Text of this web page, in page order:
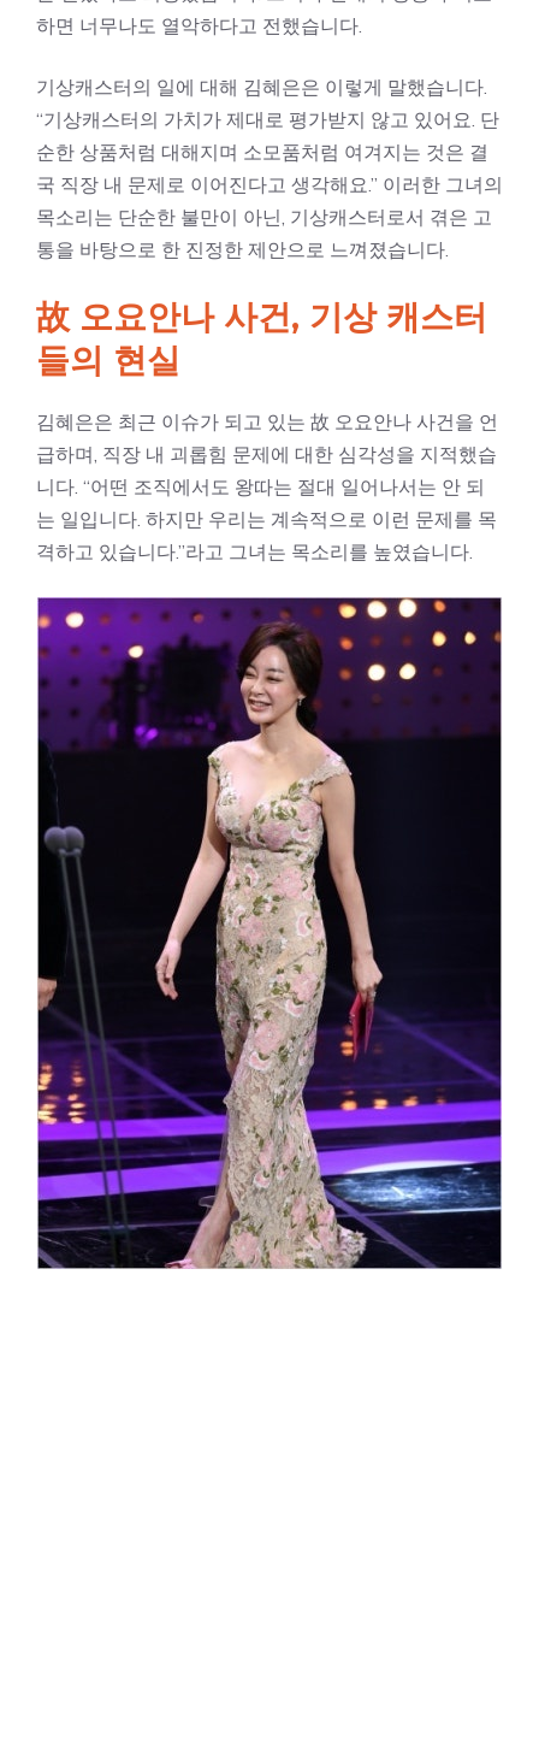
하면 너무나도 열악하다고 전했습니다.
기상캐스터의 일에 대해 김혜은은 이렇게 말했습니다.
“기상캐스터의 가치가 제대로 평가받지 않고 있어요. 단
순한 상품처럼 대해지며 소모품처럼 여겨지는 것은 결
국 직장 내 문제로 이어진다고 생각해요.” 이러한 그녀의
목소리는 단순한 불만이 아닌, 기상캐스터로서 겪은 고
통을 바탕으로 한 진정한 제안으로 느껴졌습니다.
故 오요안나 사건, 기상 캐스터
들의 현실
김혜은은 최근 이슈가 되고 있는 故 오요안나 사건을 언
급하며, 직장 내 괴롭힘 문제에 대한 심각성을 지적했습
니다. “어떤 조직에서도 왕따는 절대 일어나서는 안 되
는 일입니다. 하지만 우리는 계속적으로 이런 문제를 목
격하고 있습니다.”라고 그녀는 목소리를 높였습니다.